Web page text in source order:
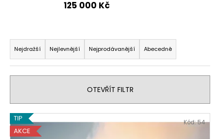
125 000 Kč
Ř
a
z
e
í
p
r
Nejdražší Nejlevnější Nejprodávanější Abecedně
OTEVŘÍT FILTR
V
ý
TIP
AKCE
Kód:54
OSOBY
105
000
Kč